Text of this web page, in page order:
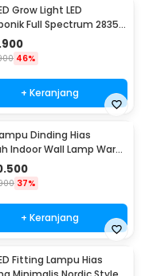
Grow Light LED
Full Spectrum 2835
50W - RO22
46%
+ Keranjang
Dinding Hias
Indoor Wall Lamp Warm
7W - W22
37%
+ Keranjang
Fitting Lampu Hias